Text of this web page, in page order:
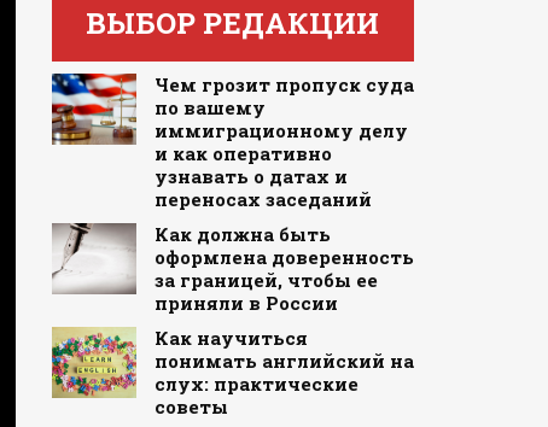
ВЫБОР РЕДАКЦИИ
Чем грозит пропуск суда
по вашему
иммиграционному делу
и как оперативно
узнавать о датах и
переносах заседаний
Как должна быть
оформлена доверенность
за границей, чтобы ее
приняли в России
Как научиться
понимать английский на
слух: практические
советы